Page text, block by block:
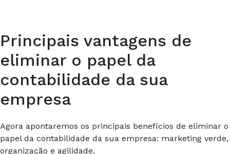
Principais vantagens de
eliminar o papel da
contabilidade da sua
empresa
Agora apontaremos os principais benefícios de eliminar o
papel da contabilidade da sua empresa: marketing verde,
organização e agilidade.